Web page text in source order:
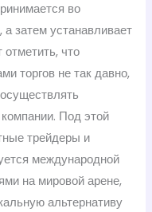
во
затем устанавливает
что
торгов не так давно,
Под этой
трейдеры и
международной
на мировой арене,
альтернативу